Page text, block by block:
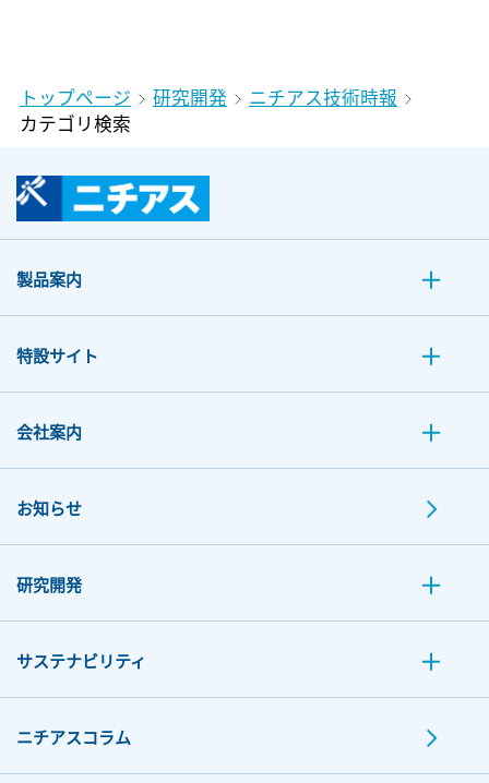
トップページ 研究開発
ニチアス技術時報
カテゴリ検索
製品案内
特設サイト
会社案内
お知らせ
研究開発
サステナビリティ
ニチアスコラム